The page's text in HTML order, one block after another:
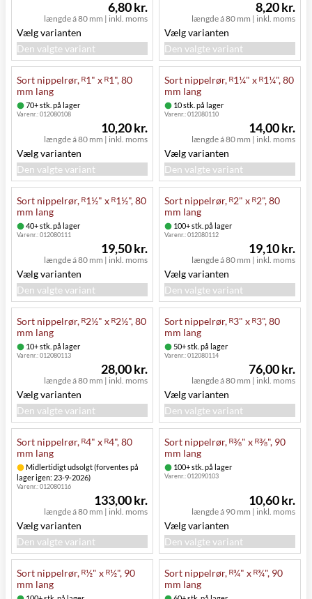
længde á 80 mm | inkl. moms
6,80 kr.
Vælg varianten
Den valgte variant
længde á 80 mm | inkl. moms
8,20 kr.
Vælg varianten
Den valgte variant
Sort nippelrør, ᴿ1" x ᴿ1", 80
mm lang
70+ stk. på lager
Varenr.:012080108
længde á 80 mm | inkl. moms
10,20 kr.
Vælg varianten
Den valgte variant
Sort nippelrør, ᴿ1¼" x ᴿ1¼", 80
mm lang
10 stk. på lager
Varenr.:012080110
længde á 80 mm | inkl. moms
14,00 kr.
Vælg varianten
Den valgte variant
Sort nippelrør, ᴿ1½" x ᴿ1½", 80
mm lang
40+ stk. på lager
Varenr.:012080111
længde á 80 mm | inkl. moms
19,50 kr.
Vælg varianten
Den valgte variant
Sort nippelrør, ᴿ2" x ᴿ2", 80
mm lang
100+ stk. på lager
Varenr.:012080112
længde á 80 mm | inkl. moms
19,10 kr.
Vælg varianten
Den valgte variant
Sort nippelrør, ᴿ2½" x ᴿ2½", 80
mm lang
10+ stk. på lager
Varenr.:012080113
længde á 80 mm | inkl. moms
28,00 kr.
Vælg varianten
Den valgte variant
Sort nippelrør, ᴿ3" x ᴿ3", 80
mm lang
50+ stk. på lager
Varenr.:012080114
længde á 80 mm | inkl. moms
76,00 kr.
Vælg varianten
Den valgte variant
Sort nippelrør, ᴿ4" x ᴿ4", 80
mm lang
Midlertidigt udsolgt (forventes på
lager igen: 23-9-2026)
Varenr.:012080116
længde á 80 mm | inkl. moms
133,00 kr.
Vælg varianten
Den valgte variant
Sort nippelrør, ᴿ⅜" x ᴿ⅜", 90
mm lang
100+ stk. på lager
Varenr.:012090103
længde á 90 mm | inkl. moms
10,60 kr.
Vælg varianten
Den valgte variant
Sort nippelrør, ᴿ½" x ᴿ½", 90
mm lang
Sort nippelrør, ᴿ¾" x ᴿ¾", 90
mm lang